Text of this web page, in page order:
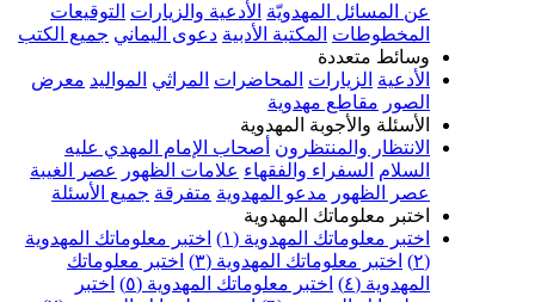
عن المسائل المهدويّة الأدعية والزيارات التوقيعات
المخطوطات المكتبة الأدبية دعوى اليماني جميع الكتب
وسائط متعددة
الأدعية الزيارات المحاضرات المراثي المواليد معرض
الصور مقاطع مهدوية
الأسئلة والأجوبة المهدوية
الانتظار والمنتظرون أصحاب الإمام المهدي عليه
السلام السفراء والفقهاء علامات الظهور
عصر الغيبة
عصر الظهور مدعو المهدوية متفرقة جميع الأسئلة
اختبر معلوماتك المهدوية
اختبر معلوماتك المهدوية (١)
اختبر معلوماتك المهدوية
(٢)
اختبر معلوماتك المهدوية (٣)
اختبر معلوماتك
المهدوية (٤)
اختبر معلوماتك المهدوية (٥)
اختبر